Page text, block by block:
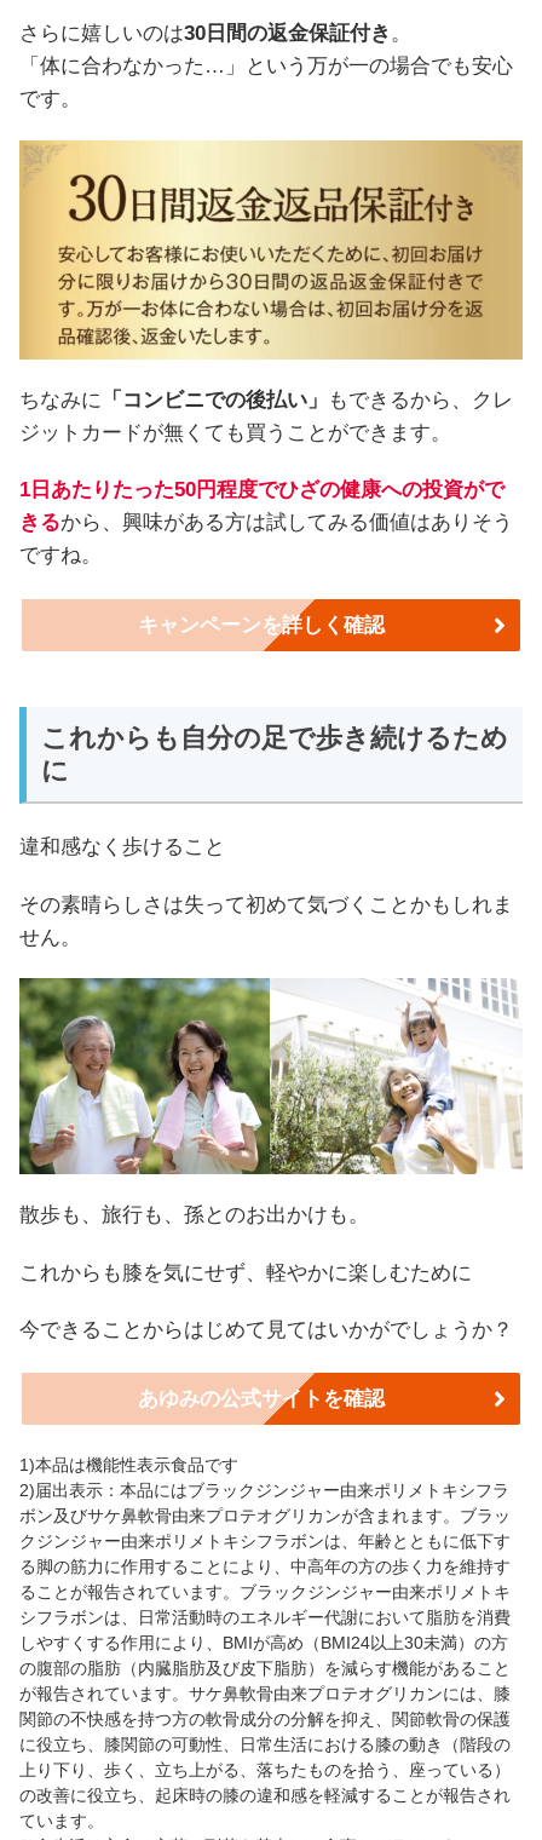
さらに嬉しいのは30日間の返金保証付き 。
「体に合わなかった…」という万が一の場合でも安心
です。
ちなみに 「コンビニでの後払い」
もできるから、クレ
ジットカードが無くても買うことができます。
1日あたりたった50円程度でひざの健康への投資がで
きるから、興味がある方は試してみる価値はありそう
ですね。
キャンペーンを詳しく確認
これからも自分の足で歩き続けるため
に
違和感なく歩けること
その素晴らしさは失って初めて気づくことかもしれま
せん。
散歩も、旅行も、孫とのお出かけも。
これからも膝を気にせず、軽やかに楽しむために
今できることからはじめて見てはいかがでしょうか？
あゆみの公式サイトを確認
1)本品は機能性表示食品です
2)届出表示：本品にはブラックジンジャー由来ポリメトキシフラ
ボン及びサケ鼻軟骨由来プロテオグリカンが含まれます。ブラッ
クジンジャー由来ポリメトキシフラボンは、年齢とともに低下す
る脚の筋力に作用することにより、中高年の方の歩く力を維持す
ることが報告されています。ブラックジンジャー由来ポリメトキ
シフラボンは、日常活動時のエネルギー代謝において脂肪を消費
しやすくする作用により、BMIが高め（BMI24以上30未満）の方
の腹部の脂肪（内臓脂肪及び皮下脂肪）を減らす機能があること
が報告されています。サケ鼻軟骨由来プロテオグリカンには、膝
関節の不快感を持つ方の軟骨成分の分解を抑え、関節軟骨の保護
に役立ち、膝関節の可動性、日常生活における膝の動き（階段の
上り下り、歩く、立ち上がる、落ちたものを拾う、座っている）
の改善に役立ち、起床時の膝の違和感を軽減することが報告され
ています。